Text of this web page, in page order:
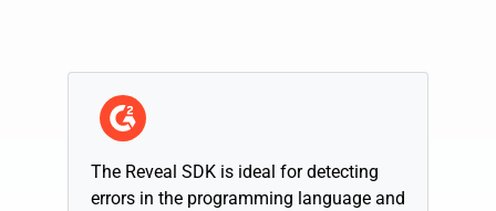
The Reveal SDK is ideal for detecting
errors in the programming language and